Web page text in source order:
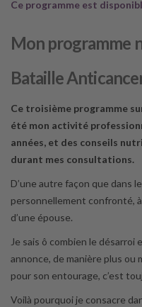
Ce programme est
Mon programme
Bataille
Ce troisième programme
été mon activité
années, et des conseils
durant mes consultations.
D’une autre façon que dans
personnellement confronté,
d’une épouse.
Je sais ô combien le désarroi
annonce, de manière plus ou
pour son entourage, c’est
Voilà pourquoi je consacre